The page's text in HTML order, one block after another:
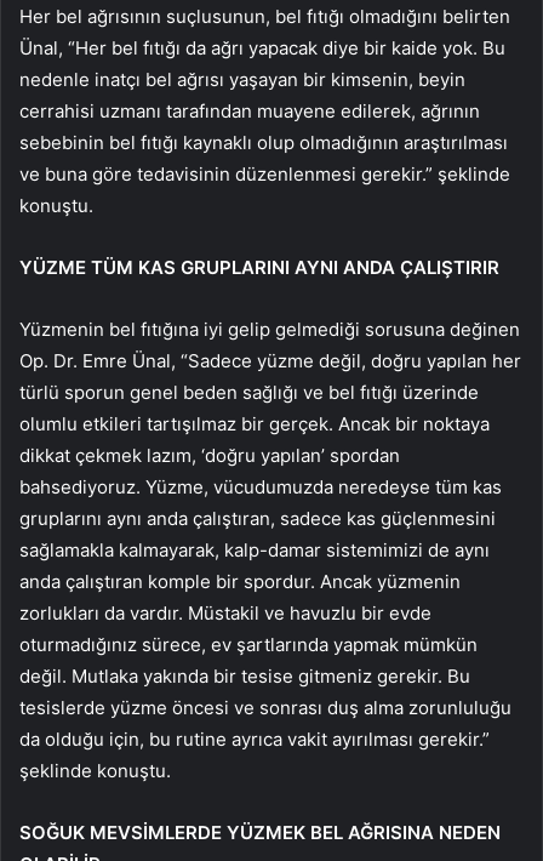
Her bel ağrısının suçlusunun, bel fıtığı olmadığını belirten
Ünal, “Her bel fıtığı da ağrı yapacak diye bir kaide yok. Bu
nedenle inatçı bel ağrısı yaşayan bir kimsenin, beyin
cerrahisi uzmanı tarafından muayene edilerek, ağrının
sebebinin bel fıtığı kaynaklı olup olmadığının araştırılması
ve buna göre tedavisinin düzenlenmesi gerekir.” şeklinde
konuştu.
YÜZME TÜM KAS GRUPLARINI AYNI ANDA ÇALIŞTIRIR
Yüzmenin bel fıtığına iyi gelip gelmediği sorusuna değinen
Op. Dr. Emre Ünal, “Sadece yüzme değil, doğru yapılan her
türlü sporun genel beden sağlığı ve bel fıtığı üzerinde
olumlu etkileri tartışılmaz bir gerçek. Ancak bir noktaya
dikkat çekmek lazım, ‘doğru yapılan’ spordan
bahsediyoruz. Yüzme, vücudumuzda neredeyse tüm kas
gruplarını aynı anda çalıştıran, sadece kas güçlenmesini
sağlamakla kalmayarak, kalp-damar sistemimizi de aynı
anda çalıştıran komple bir spordur. Ancak yüzmenin
zorlukları da vardır. Müstakil ve havuzlu bir evde
oturmadığınız sürece, ev şartlarında yapmak mümkün
değil. Mutlaka yakında bir tesise gitmeniz gerekir. Bu
tesislerde yüzme öncesi ve sonrası duş alma zorunluluğu
da olduğu için, bu rutine ayrıca vakit ayırılması gerekir.”
şeklinde konuştu.
SOĞUK MEVSİMLERDE YÜZMEK BEL AĞRISINA NEDEN